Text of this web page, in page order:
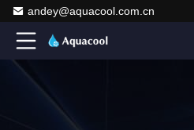
andey@aquacool.com.cn